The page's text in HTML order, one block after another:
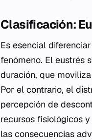
Clasificación:
Es esencial
fenómeno. El eustrés
duración, que
Por el contrario, el
percepción de
recursos fisiológicos
las consecuencias